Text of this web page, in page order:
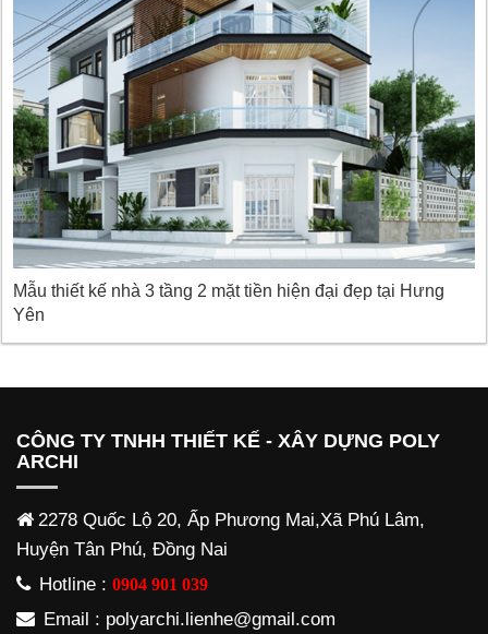
Mẫu thiết kế nhà 3 tầng 2 mặt tiền hiện đại đẹp tại Hưng
Yên
CÔNG TY TNHH THIẾT KẾ - XÂY DỰNG POLY
ARCHI
2278 Quốc Lộ 20, Ấp Phương Mai,Xã Phú Lâm,
Huyện Tân Phú, Đồng Nai
Hotline : 0904 901 039
Email : polyarchi.lienhe@gmail.com